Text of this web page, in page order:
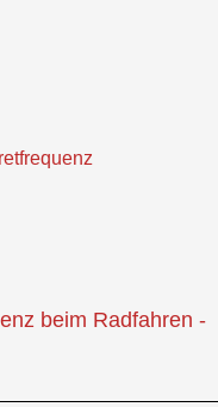
beim Radfahren -